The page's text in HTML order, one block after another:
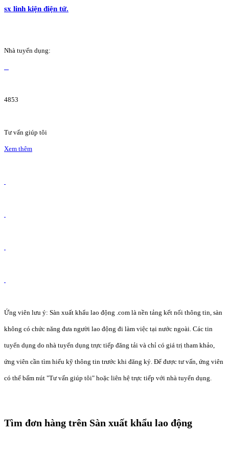
sx linh kiện điện tử.
Nhà tuyển dụng:
4853
Tư vấn giúp tôi
Xem thêm
Ứng viên lưu ý: Sàn xuất khẩu lao động .com là nền tảng kết nối thông tin, sàn
không có chức năng đưa người lao động đi làm việc tại nước ngoài. Các tin
tuyển dụng do nhà tuyển dụng trực tiếp đăng tải và chỉ có giá trị tham khảo,
ứng viên cần tìm hiểu kỹ thông tin trước khi đăng ký. Để được tư vấn, ứng viên
có thể bấm nút "Tư vấn giúp tôi" hoặc liên hệ trực tiếp với nhà tuyển dụng.
Tìm đơn hàng trên Sàn xuất khẩu lao động